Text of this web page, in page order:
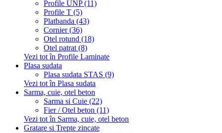
Profile UNP (11)
Profile T (5)
Platbanda (43)
Cornier (36)
Otel rotund (18)
Otel patrat (8)
Vezi tot în Profile Laminate
Plasa sudata
Plasa sudata STAS (9)
Vezi tot în Plasa sudata
Sarma, cuie, otel beton
Sarma si Cuie (22)
Fier / Otel beton (11)
Vezi tot în Sarma, cuie, otel beton
Gratare si Trepte zincate